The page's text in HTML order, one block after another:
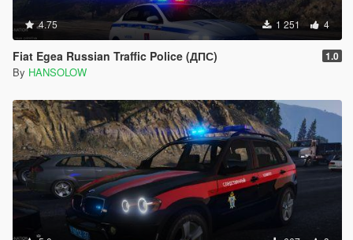
4.75 1 251 4
Fiat Egea Russian Traffic Police (ДПС) 1.0
By HANSOLOW